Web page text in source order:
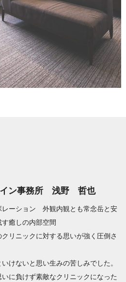
イン事務所 浅野 哲也
レーション 外観内観とも常念岳と安
癒しの内部空間
リニックに対する思いが強く圧倒さ
けないと思い生みの苦しみでした。
に負けず素敵なクリニックになった